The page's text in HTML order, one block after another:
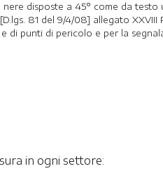
nere disposte a 45° come da testo
81 del 9/4/08] allegato XXVIII
di punti di pericolo e per la
in ogni settore: